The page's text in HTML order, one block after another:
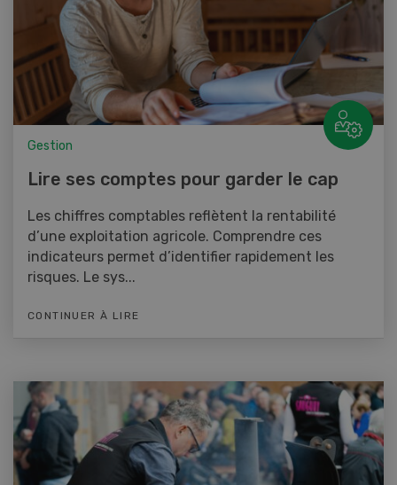
Gestion
Lire ses comptes pour garder le cap
Les chiffres comptables reflètent la rentabilité
d’une exploitation agricole. Comprendre ces
indicateurs permet d’identifier rapidement les
risques. Le sys...
CONTINUER À LIRE